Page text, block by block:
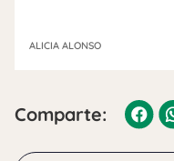
ALICIA ALONSO
Comparte: